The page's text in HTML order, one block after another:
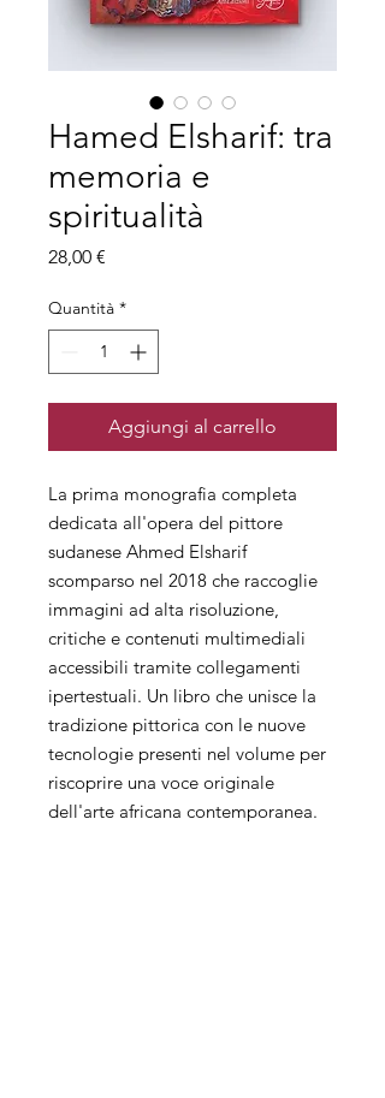
Hamed Elsharif: tra
memoria e
spiritualità
28,00 €
Quantità *
Aggiungi al carrello
La prima monografia completa
dedicata all'opera del pittore
sudanese Ahmed Elsharif
scomparso nel 2018 che raccoglie
immagini ad alta risoluzione,
critiche e contenuti multimediali
accessibili tramite collegamenti
ipertestuali. Un libro che unisce la
tradizione pittorica con le nuove
tecnologie presenti nel volume per
riscoprire una voce originale
dell'arte africana contemporanea.